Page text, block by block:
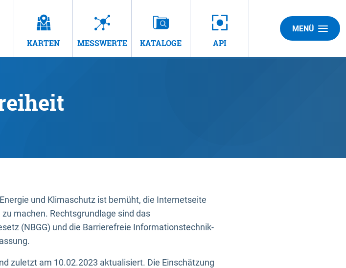
KARTEN MESSWERTE KATALOGE API
MENÜ
und Klimaschutz ist bemüht, die Internetseite
machen. Rechtsgrundlage sind das
(NBGG) und die Barrierefreie Informationstechnik-
zuletzt am 10.02.2023 aktualisiert. Die Einschätzung